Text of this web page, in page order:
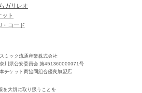
ガリレオ
ト
・コード
ミック流通産業株式会社
川県公安委員会 第451360000071号
チケット商協同組合優良加盟店
を大切に取り扱うことを